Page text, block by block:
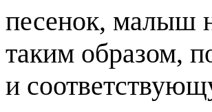
песенок, малыш
таким образом,
и